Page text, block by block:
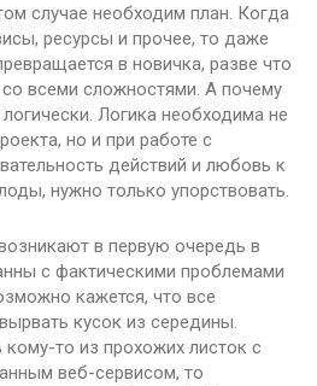
случае необходим план. Когда
ресурсы и прочее, то даже
в новичка, разве что
всеми сложностями. А почему
Логика необходима не
но и при работе с
действий и любовь к
нужно только упорствовать.
в первую очередь в
с фактическими проблемами
кажется, что все
кусок из середины.
кому-то из прохожих листок с
веб-сервисом, то